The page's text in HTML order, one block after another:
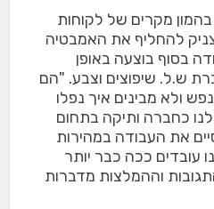
מקרים של לקוחות
להחליף את האמבטיה
בסוף בוצעה באופן
ש.ל. שיפוצים וצבע. "הם
ולא מבינים איך נפלו
כחברה ותיקה בתחום
את העבודה במהירות
עובדים ככה כבר יותר
התגובות וההמלצות מדברות